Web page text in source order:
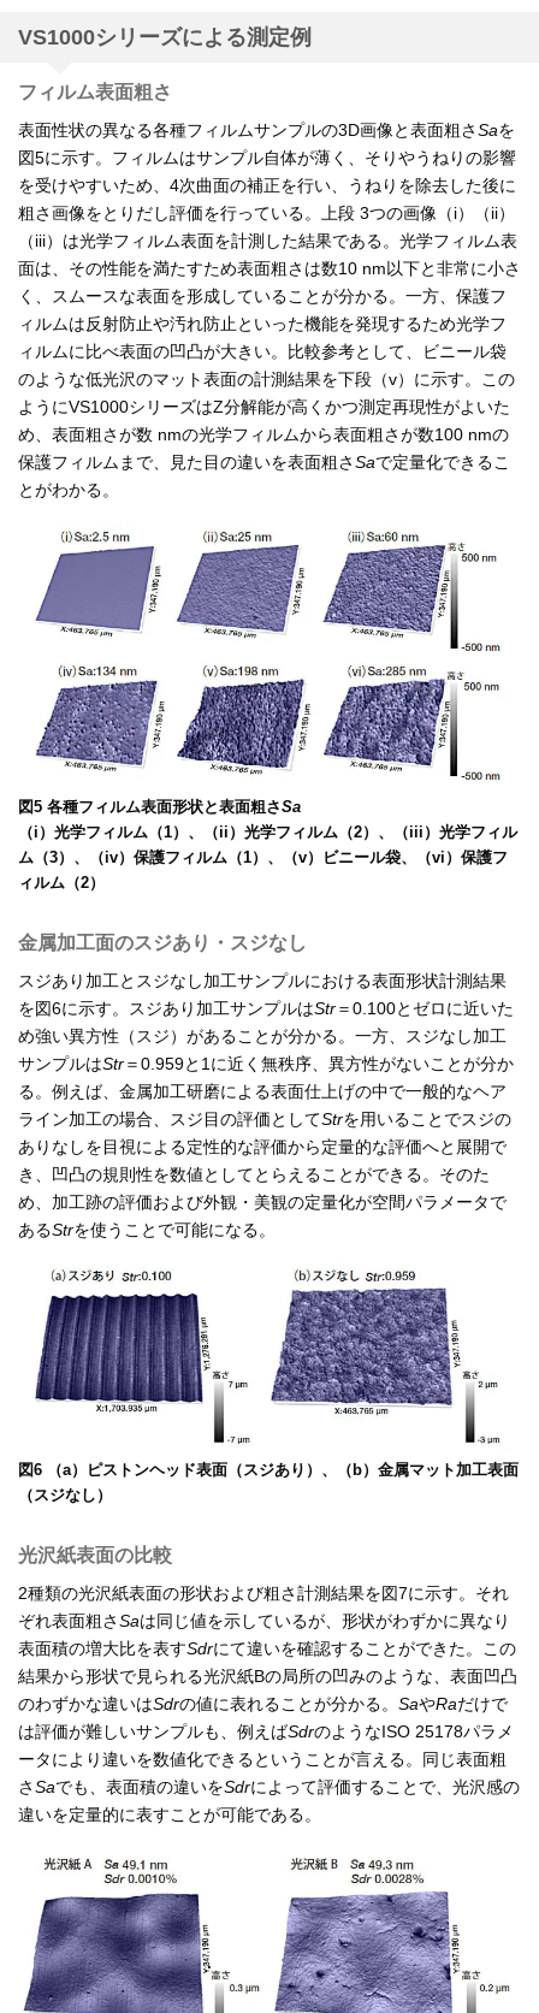
VS1000シリーズによる測定例
フィルム表面粗さ
表面性状の異なる各種フィルムサンプルの3D画像と表面粗さSaを
図5に示す。フィルムはサンプル自体が薄く、そりやうねりの影響
を受けやすいため、4次曲面の補正を行い、うねりを除去した後に
粗さ画像をとりだし評価を行っている。上段 3つの画像（i）（ii）
（iii）は光学フィルム表面を計測した結果である。光学フィルム表
面は、その性能を満たすため表面粗さは数10 nm以下と非常に小さ
く、スムースな表面を形成していることが分かる。一方、保護フ
ィルムは反射防止や汚れ防止といった機能を発現するため光学フ
ィルムに比べ表面の凹凸が大きい。比較参考として、ビニール袋
のような低光沢のマット表面の計測結果を下段（v）に示す。この
ようにVS1000シリーズはZ分解能が高くかつ測定再現性がよいた
め、表面粗さが数 nmの光学フィルムから表面粗さが数100 nmの
保護フィルムまで、見た目の違いを表面粗さSaで定量化できるこ
とがわかる。
図5 各種フィルム表面形状と表面粗さSa
（i）光学フィルム（1）、（ii）光学フィルム（2）、（iii）光学フィル
ム（3）、（iv）保護フィルム（1）、（v）ビニール袋、（vi）保護フ
ィルム（2）
金属加工面のスジあり・スジなし
スジあり加工とスジなし加工サンプルにおける表面形状計測結果
を図6に示す。スジあり加工サンプルはStr＝0.100とゼロに近いた
め強い異方性（スジ）があることが分かる。一方、スジなし加工
サンプルはStr＝0.959と1に近く無秩序、異方性がないことが分か
る。例えば、金属加工研磨による表面仕上げの中で一般的なヘア
ライン加工の場合、スジ目の評価としてStrを用いることでスジの
ありなしを目視による定性的な評価から定量的な評価へと展開で
き、凹凸の規則性を数値としてとらえることができる。そのた
め、加工跡の評価および外観・美観の定量化が空間パラメータで
あるStrを使うことで可能になる。
図6 （a）ピストンヘッド表面（スジあり）、（b）金属マット加工表面
（スジなし）
光沢紙表面の比較
2種類の光沢紙表面の形状および粗さ計測結果を図7に示す。それ
ぞれ表面粗さSaは同じ値を示しているが、形状がわずかに異なり
表面積の増大比を表すSdrにて違いを確認することができた。この
結果から形状で見られる光沢紙Bの局所の凹みのような、表面凹凸
のわずかな違いはSdrの値に表れることが分かる。 SaやRaだけで
は評価が難しいサンプルも、例えばSdrのようなISO 25178パラメ
ータにより違いを数値化できるということが言える。同じ表面粗
さSaでも、表面積の違いをSdrによって評価することで、光沢感の
違いを定量的に表すことが可能である。